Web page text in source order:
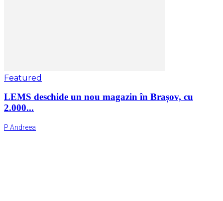
Featured
LEMS deschide un nou magazin în Brașov, cu
2.000...
P Andreea